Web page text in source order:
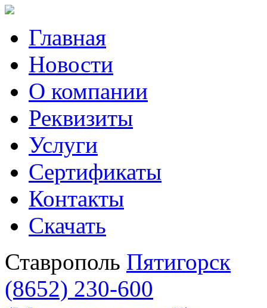
Главная
Новости
О компании
Реквизиты
Услуги
Сертификаты
Контакты
Скачать
Ставрополь Пятигорск
(8652) 230-600